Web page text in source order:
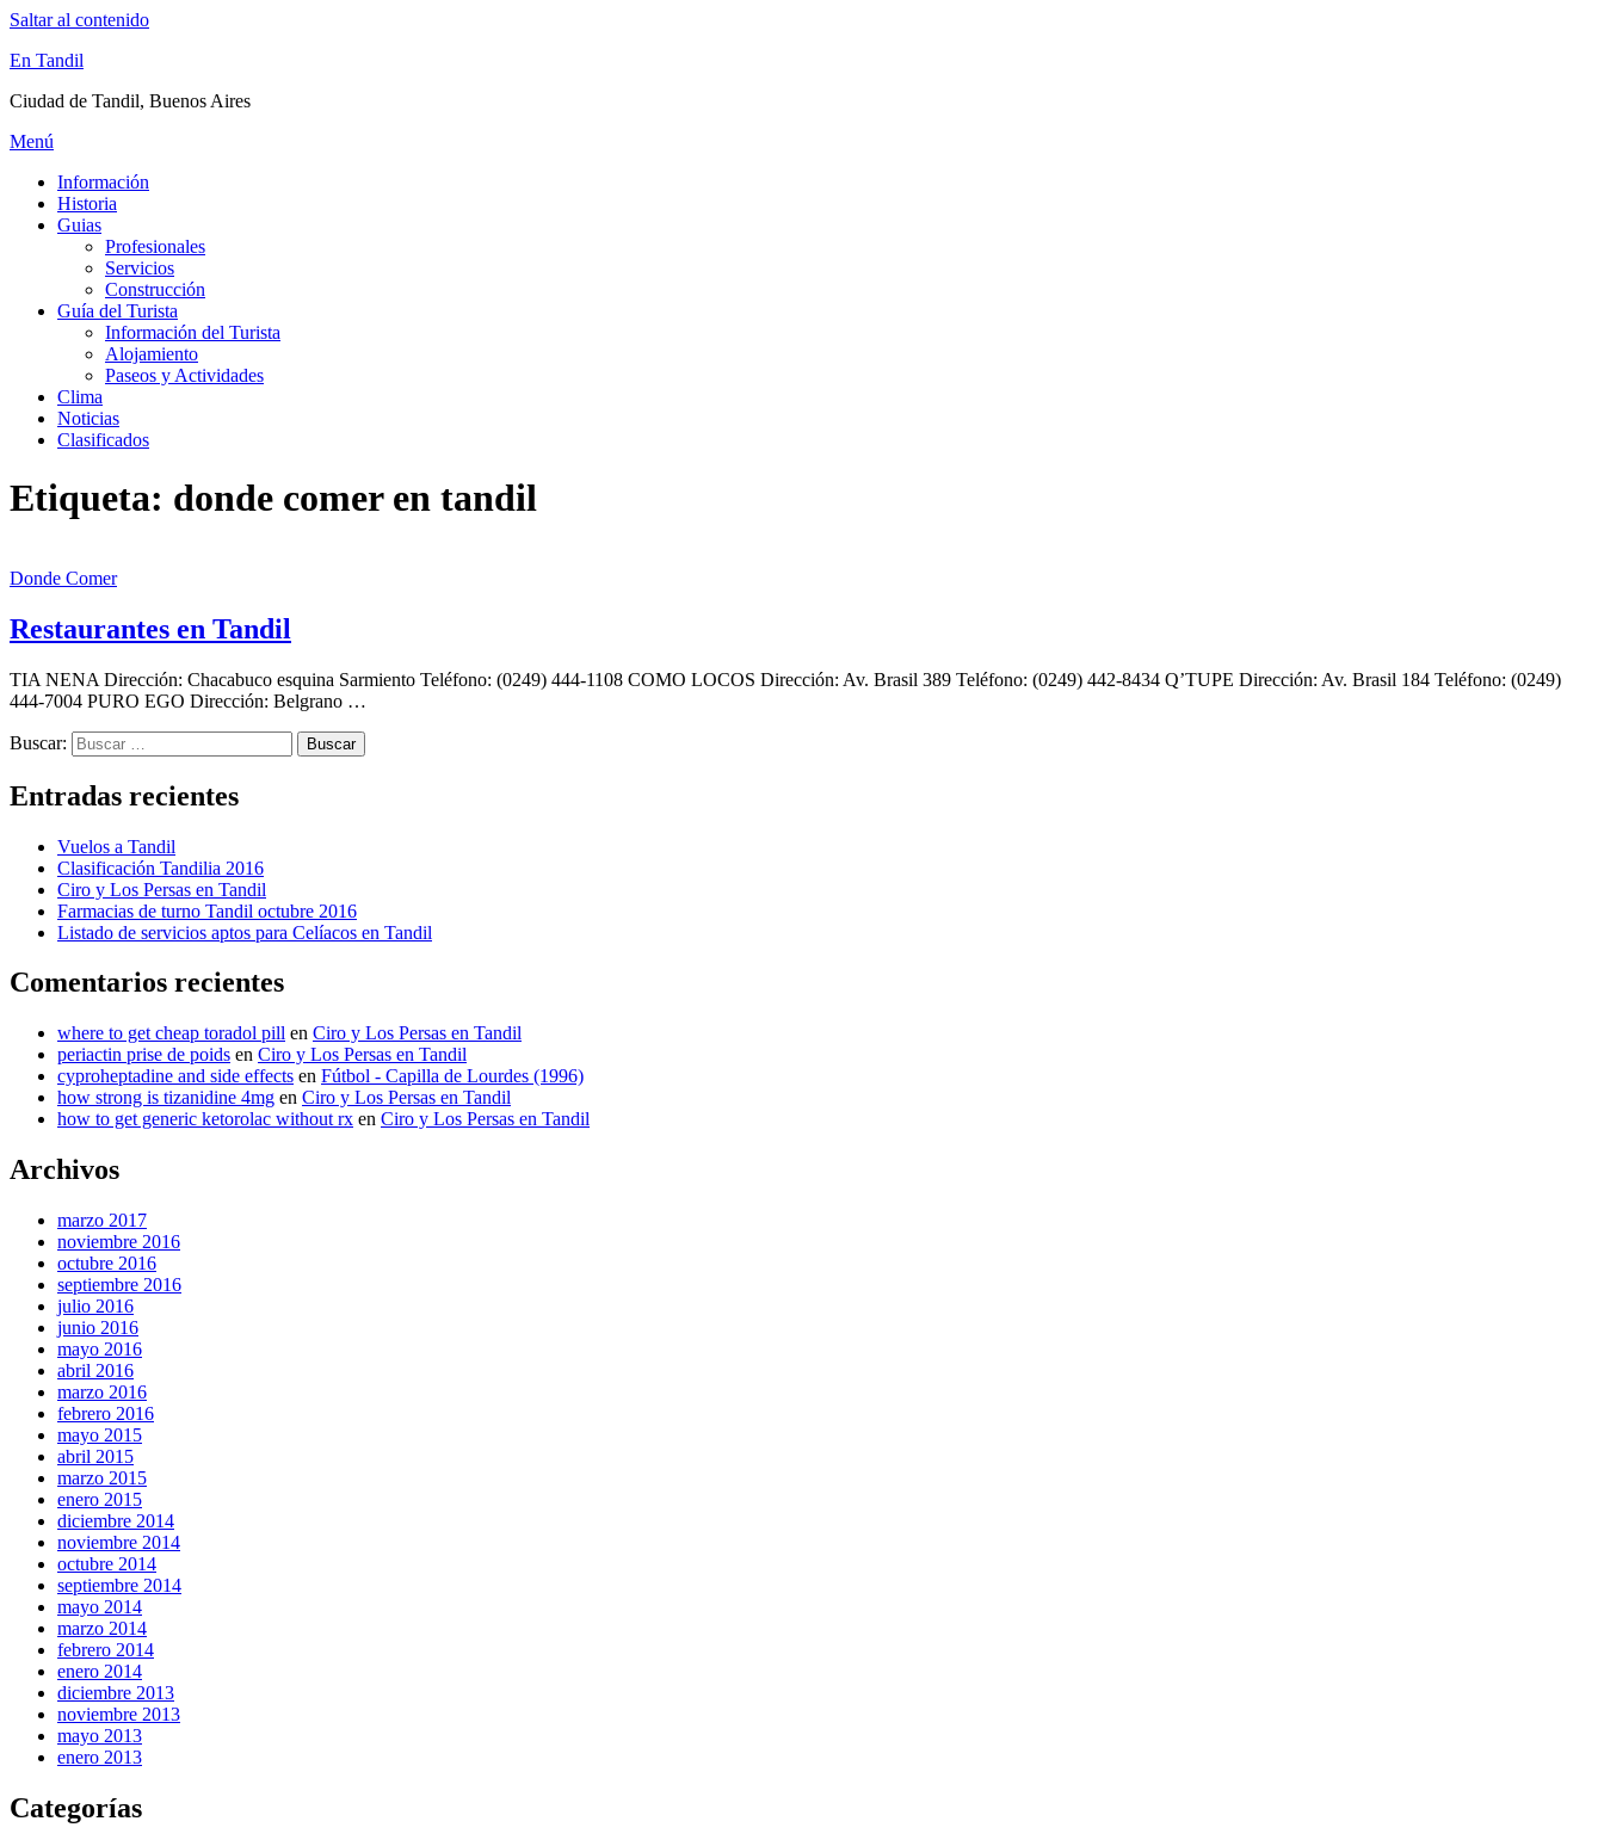
Saltar al contenido
En Tandil
Ciudad de Tandil, Buenos Aires
Menú
Información
Historia
Guias
Profesionales
Servicios
Construcción
Guía del Turista
Información del Turista
Alojamiento
Paseos y Actividades
Clima
Noticias
Clasificados
Etiqueta: donde comer en tandil
Donde Comer
Restaurantes en Tandil
TIA NENA Dirección: Chacabuco esquina Sarmiento Teléfono: (0249) 444-1108 COMO LOCOS Dirección: Av. Brasil 389 Teléfono: (0249) 442-8434 Q’TUPE Dirección: Av. Brasil 184 Teléfono: (0249)
444-7004 PURO EGO Dirección: Belgrano …
Buscar:
Entradas recientes
Vuelos a Tandil
Clasificación Tandilia 2016
Ciro y Los Persas en Tandil
Farmacias de turno Tandil octubre 2016
Listado de servicios aptos para Celíacos en Tandil
Comentarios recientes
where to get cheap toradol pill en Ciro y Los Persas en Tandil
periactin prise de poids en Ciro y Los Persas en Tandil
cyproheptadine and side effects en Fútbol - Capilla de Lourdes (1996)
how strong is tizanidine 4mg en Ciro y Los Persas en Tandil
how to get generic ketorolac without rx en Ciro y Los Persas en Tandil
Archivos
marzo 2017
noviembre 2016
octubre 2016
septiembre 2016
julio 2016
junio 2016
mayo 2016
abril 2016
marzo 2016
febrero 2016
mayo 2015
abril 2015
marzo 2015
enero 2015
diciembre 2014
noviembre 2014
octubre 2014
septiembre 2014
mayo 2014
marzo 2014
febrero 2014
enero 2014
diciembre 2013
noviembre 2013
mayo 2013
enero 2013
Categorías